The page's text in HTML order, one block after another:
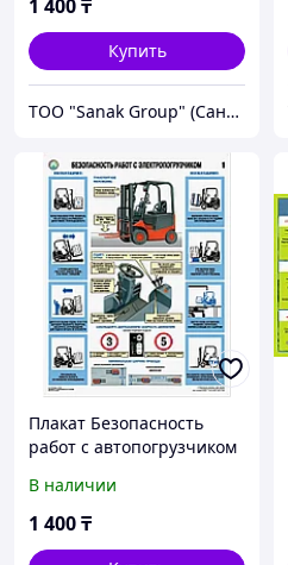
1 400₸
Купить
ТОО "Sanak Group" (Санак групп)
Плакат Безопасность
работ с автопогрузчиком
В наличии
1 400₸